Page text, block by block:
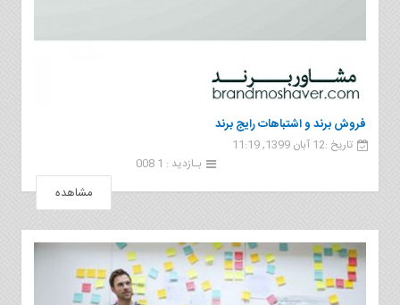
فروش برند و اشتباهات رایج برند
تاریخ :12 آبان 1399, 11:19
بـازدید : 1 008
مشاهده